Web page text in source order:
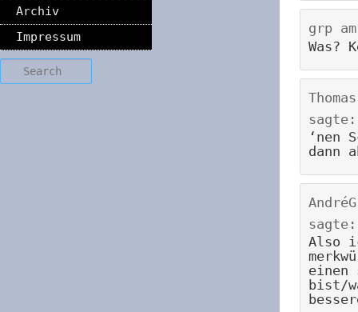
Archiv
Impressum
Search
grp
Was?
Thomas
sagte:
‘nen
dann
AndréG
sagte:
Also
einen
bist/